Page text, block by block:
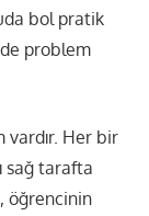
bol pratik
problem
vardır. Her bir
sağ tarafta
öğrencinin